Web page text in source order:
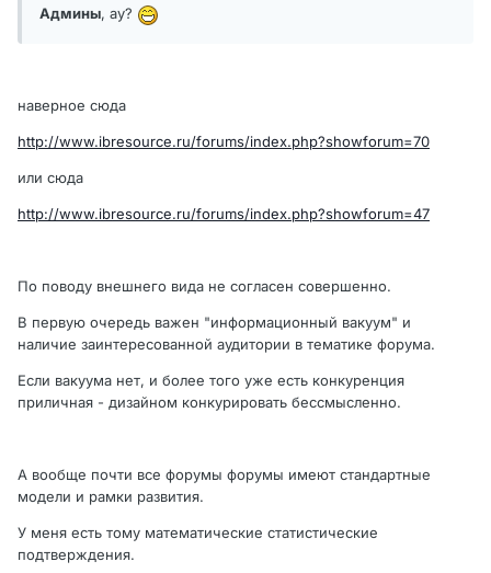
Админы, ау?
наверное сюда
http://www.ibresource.ru/forums/index.php?showforum=70
или сюда
http://www.ibresource.ru/forums/index.php?showforum=47
По поводу внешнего вида не согласен совершенно.
В первую очередь важен "информационный вакуум" и
наличие заинтересованной аудитории в тематике форума.
Если вакуума нет, и более того уже есть конкуренция
приличная - дизайном конкурировать бессмысленно.
А вообще почти все форумы форумы имеют стандартные
модели и рамки развития.
У меня есть тому математические статистические
подтверждения.